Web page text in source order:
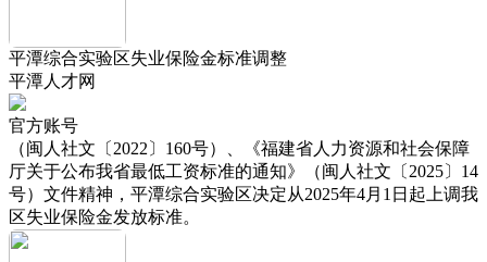
平潭综合实验区失业保险金标准调整
平潭人才网
官方账号
（闽人社文〔2022〕160号）、《福建省人力资源和社会保障
厅关于公布我省最低工资标准的通知》（闽人社文〔2025〕14
号）文件精神，平潭综合实验区决定从2025年4月1日起上调我
区失业保险金发放标准。